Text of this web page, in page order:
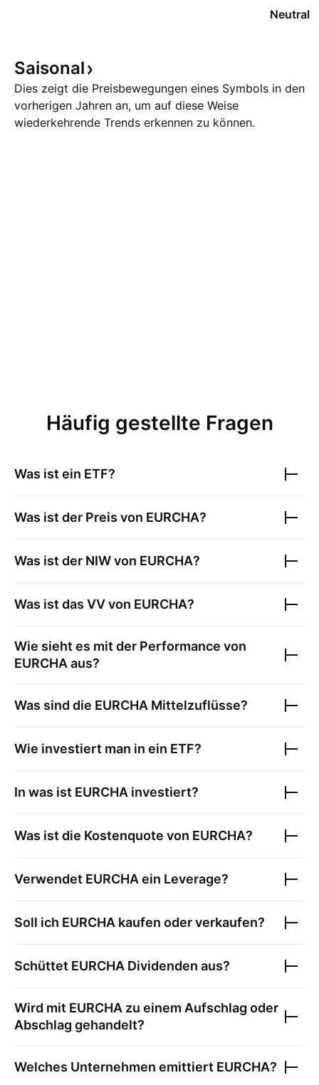
Neutral
Saisonal
Dies zeigt die Preisbewegungen eines Symbols in den
vorherigen Jahren an, um auf diese Weise
wiederkehrende Trends erkennen zu können.
Häufig gestellte Fragen
Was ist ein ETF?
Was ist der Preis von EURCHA?
Was ist der NIW von EURCHA?
Was ist das VV von EURCHA?
Wie sieht es mit der Performance von
EURCHA aus?
Was sind die EURCHA Mittelzuflüsse?
Wie investiert man in ein ETF?
In was ist EURCHA investiert?
Was ist die Kostenquote von EURCHA?
Verwendet EURCHA ein Leverage?
Soll ich EURCHA kaufen oder verkaufen?
Schüttet EURCHA Dividenden aus?
Wird mit EURCHA zu einem Aufschlag oder
Abschlag gehandelt?
Welches Unternehmen emittiert EURCHA?